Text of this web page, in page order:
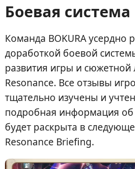
Боевая
Команда BOKURA усердно
доработкой боевой
развития игры и сюжетной
Resonance. Все отзывы
тщательно изучены и
подробная информация об
будет раскрыта в
Resonance Briefing.